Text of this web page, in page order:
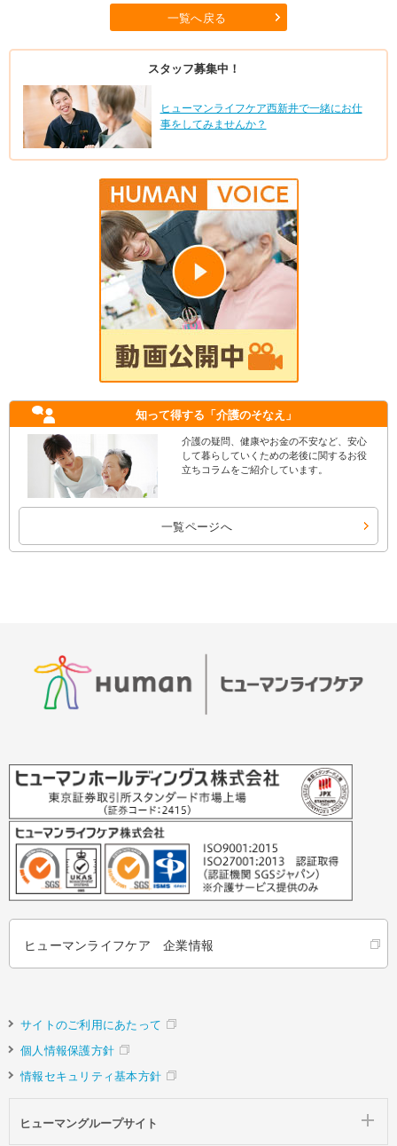
一覧へ戻る
スタッフ募集中！
ヒューマンライフケア西新井で一緒にお仕
事をしてみませんか？
知って得する 「介護のそなえ」
介護の疑問、健康やお金の不安など、安心
して暮らしていくための老後に関するお役
立ちコラムをご紹介しています。
一覧ページへ
ヒューマンライフケア 企業情報
サイトのご利用にあたって
個人情報保護方針
情報セキュリティ基本方針
ヒューマングループサイト